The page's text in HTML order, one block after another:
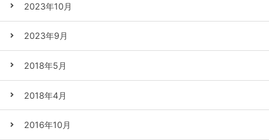
2023年10月
2023年9月
2018年5月
2018年4月
2016年10月